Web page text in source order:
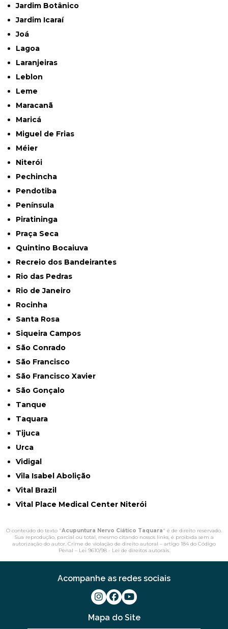
Jardim Botânico
Jardim Icaraí
Joá
Lagoa
Laranjeiras
Leblon
Leme
Maracanã
Maricá
Miguel de Frias
Méier
Niterói
Pechincha
Pendotiba
Península
Piratininga
Praça Seca
Quintino Bocaiuva
Recreio dos Bandeirantes
Rio das Pedras
Rio de Janeiro
Rocinha
Santa Rosa
Siqueira Campos
São Conrado
São Francisco
São Francisco Xavier
São Gonçalo
Tanque
Taquara
Tijuca
Urca
Vidigal
Vila Isabel Abolição
Vital Brazil
Vital Place Medical Center Niterói
O conteúdo do texto "Acupuntura Nervo Ciático Taquara" é de direito reservado.
Sua reprodução, parcial ou total, mesmo citando nossos links, é proibida sem a
autorização do autor. Crime de violação de direito autoral – artigo 184 do Código
Penal – Lei 9610/98 - Lei de direitos autorais.
Mapa do Site
Acompanhe as redes sociais